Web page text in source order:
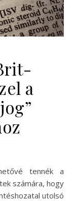
a
számára, hogy
utolsó